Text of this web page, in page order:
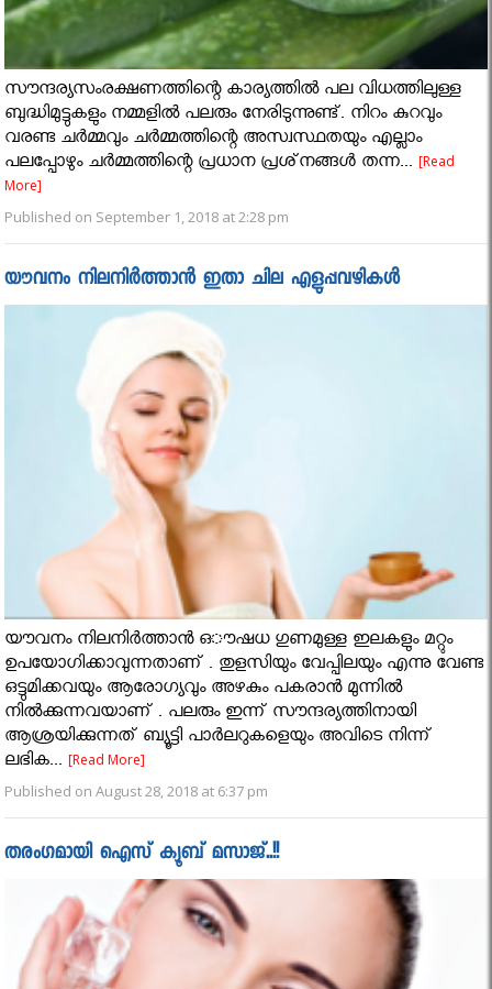
സൗന്ദര്യസംരക്ഷണത്തിന്റെ കാര്യത്തില്‍ പല വിധത്തിലുള്ള
ബുദ്ധിമുട്ടുകളും നമ്മളിൽ പലരും നേരിടുന്നുണ്ട്. നിറം കുറവും
വരണ്ട ചര്‍മ്മവും ചര്‍മ്മത്തിന്റെ അസ്വസ്ഥതയും എല്ലാം
പലപ്പോഴും ചര്‍മ്മത്തിന്റെ പ്രധാന പ്രശ്‌നങ്ങള്‍ തന്ന...[Read
More]
Published on September 1, 2018 at 2:28 pm
യൗവനം നിലനിർത്താൻ ഇതാ ചില എളുപ്പവഴികൾ
യൗവനം നിലനിർത്താൻ ഒൗഷധ ​ഗുണമുള്ള ഇലകളും മറ്റും
ഉപയോ​ഗിക്കാവുന്നതാണ് . തുളസിയും വേപ്പിലയും എന്നു വേണ്ട
ഒട്ടുമിക്കവയും ആരോ​ഗ്യവും അഴകും പകരാൻ മുന്നിൽ
നിൽക്കുന്നവയാണ് . പലരും ഇന്ന് സൗന്ദര്യത്തിനായി
ആശ്രയിക്കുന്നത് ബ്യൂട്ടി പാർലറുകളെയും അവിടെ നിന്ന്
ലഭിക...[Read More]
Published on August 28, 2018 at 6:37 pm
തരംഗമായി ഐസ് ക്യൂബ് മസാജ്..!!